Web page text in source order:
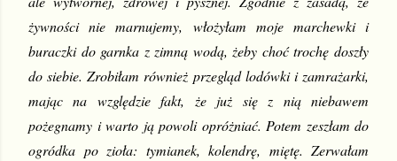
żywności nie marnujemy, włożyłam moje marchewki i
buraczki do garnka z zimną wodą, żeby choć trochę doszły
do siebie. Zrobiłam również przegląd lodówki i zamrażarki,
mając na względzie fakt, że już się z nią niebawem
pożegnamy i warto ją powoli opróżniać. Potem zeszłam do
ogródka po zioła: tymianek, kolendrę, miętę. Zerwałam